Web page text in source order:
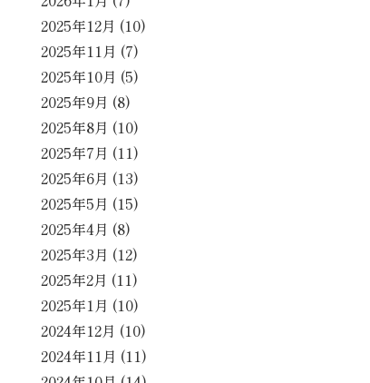
2025年12月 (10)
2025年11月 (7)
2025年10月 (5)
2025年9月 (8)
2025年8月 (10)
2025年7月 (11)
2025年6月 (13)
2025年5月 (15)
2025年4月 (8)
2025年3月 (12)
2025年2月 (11)
2025年1月 (10)
2024年12月 (10)
2024年11月 (11)